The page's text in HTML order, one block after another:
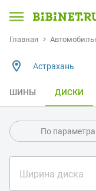
Главная
Астрахань
ШИНЫ ДИСКИ
По
Ширина диска